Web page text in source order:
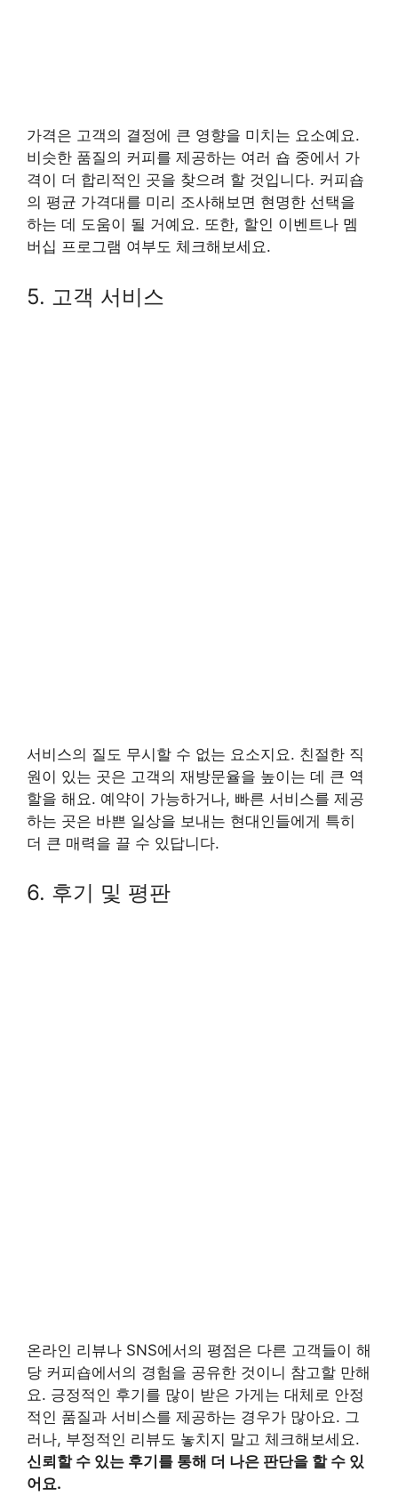
가격은 고객의 결정에 큰 영향을 미치는 요소예요.
비슷한 품질의 커피를 제공하는 여러 숍 중에서 가
격이 더 합리적인 곳을 찾으려 할 것입니다. 커피숍
의 평균 가격대를 미리 조사해보면 현명한 선택을
하는 데 도움이 될 거예요. 또한, 할인 이벤트나 멤
버십 프로그램 여부도 체크해보세요.
5. 고객 서비스
서비스의 질도 무시할 수 없는 요소지요. 친절한 직
원이 있는 곳은 고객의 재방문율을 높이는 데 큰 역
할을 해요. 예약이 가능하거나, 빠른 서비스를 제공
하는 곳은 바쁜 일상을 보내는 현대인들에게 특히
더 큰 매력을 끌 수 있답니다.
6. 후기 및 평판
온라인 리뷰나 SNS에서의 평점은 다른 고객들이 해
당 커피숍에서의 경험을 공유한 것이니 참고할 만해
요. 긍정적인 후기를 많이 받은 가게는 대체로 안정
적인 품질과 서비스를 제공하는 경우가 많아요. 그
러나, 부정적인 리뷰도 놓치지 말고 체크해보세요.
신뢰할 수 있는 후기를 통해 더 나은 판단을 할 수 있
어요.